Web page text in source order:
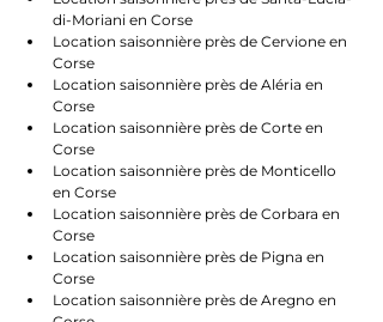
di-Moriani en Corse
Location saisonnière près de Cervione en
Corse
Location saisonnière près de Aléria en
Corse
Location saisonnière près de Corte en
Corse
Location saisonnière près de Monticello
en Corse
Location saisonnière près de Corbara en
Corse
Location saisonnière près de Pigna en
Corse
Location saisonnière près de Aregno en